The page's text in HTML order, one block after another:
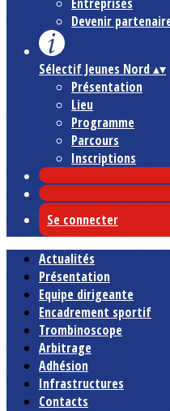
Devenir
Sélectif Jeunes Nord▴▾
Présentation
Lieu
Programme
Parcours
Inscriptions
Se connecter
Actualités
Présentation
Equipe dirigeante
Encadrement sportif
Trombinoscope
Arbitrage
Adhésion
Infrastructures
Contacts